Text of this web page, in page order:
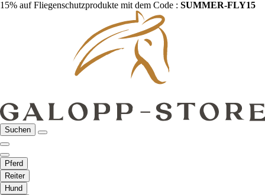
15% auf Fliegenschutzprodukte mit dem Code : SUMMER-FLY15
Suchen
Pferd
Reiter
Hund